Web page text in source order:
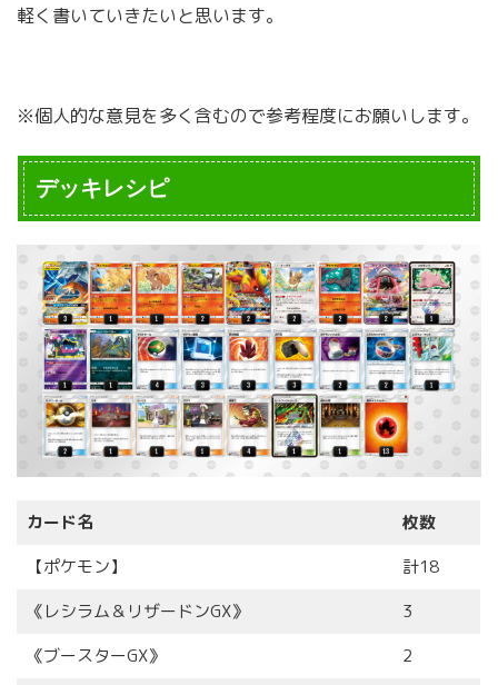
軽く書いていきたいと思います。
※個人的な意見を多く含むので参考程度にお願いします。
デッキレシピ
カード名
枚数
【ポケモン】
計18
《レシラム＆リザードンGX》
3
《ブースターGX》
2